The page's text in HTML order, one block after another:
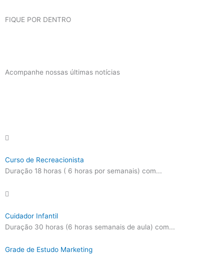
FIQUE POR DENTRO
Acompanhe nossas últimas notícias
Curso de Recreacionista
Duração 18 horas ( 6 horas por semanais) com...
Cuidador Infantil
Duração 30 horas (6 horas semanais de aula) com...
Grade de Estudo Marketing